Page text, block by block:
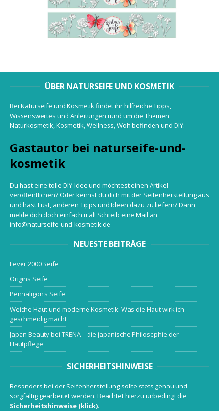
ÜBER NATURSEIFE UND KOSMETIK
Bei Naturseife und Kosmetik findet ihr hilfreiche Tipps,
Wissenswertes und Anleitungen rund um die Themen
Naturkosmetik, Kosmetik, Wellness, Wohlbefinden und DIY.
Gastautor bei naturseife-und-
kosmetik
Du hast eine tolle DIY-Idee und möchtest einen Artikel
veröffentlichen? Oder kennst du dich mit der Seifenherstellung aus
und hast Lust, anderen Tipps und Ideen dazu zu liefern? Dann
melde dich doch einfach mal! Schreib eine Mail an
info@naturseife-und-kosmetik.de
NEUESTE BEITRÄGE
Lever 2000 Seife
Origins Seife
Penhaligon’s Seife
Weiche Haut und moderne Kosmetik: Was die Haut wirklich
geschmeidig macht
Japan Beauty bei TRENA – die japanische Philosophie der
Hautpflege
SICHERHEITSHINWEISE
Besonders bei der Seifenherstellung sollte stets genau und
sorgfältig gearbeitet werden. Beachtet hierzu unbedingt die
Sicherheitshinweise (klick).